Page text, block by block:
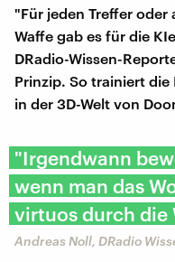
"Für jeden Treffer
Waffe gab es für die
DRadio-Wissen-
Prinzip. So trainiert
in der 3D-Welt von
"Irgendwann
wenn man das
virtuos durch die
Andreas Noll, DRadio